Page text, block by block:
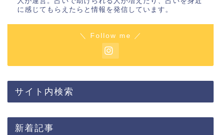
に感じてもらえたらと情報を発信しています。
＼ Follow me ／
サイト内検索
新着記事